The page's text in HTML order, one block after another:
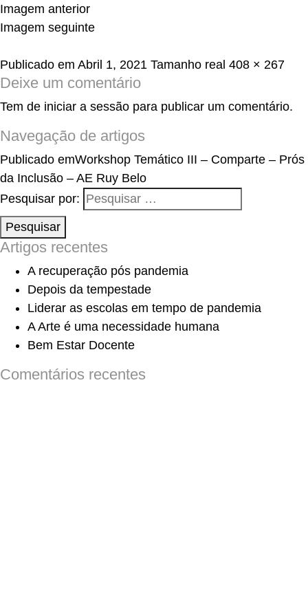
Imagem anterior
Imagem seguinte
Publicado em Abril 1, 2021 Tamanho real 408 × 267
Deixe um comentário
Tem de iniciar a sessão para publicar um comentário.
Navegação de artigos
Publicado emWorkshop Temático III – Comparte – Prós
da Inclusão – AE Ruy Belo
Pesquisar por:
Pesquisar
Artigos recentes
A recuperação pós pandemia
Depois da tempestade
Liderar as escolas em tempo de pandemia
A Arte é uma necessidade humana
Bem Estar Docente
Comentários recentes